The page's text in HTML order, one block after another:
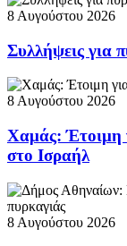
8 Αυγούστου 2026
Συλλήψεις για
8 Αυγούστου 2026
Χαμάς: Έτοιμη
στο Ισραήλ
8 Αυγούστου 2026